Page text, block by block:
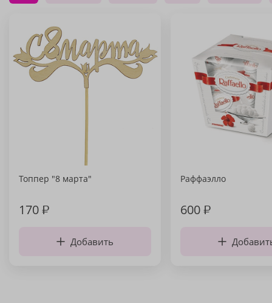
Топпер "8 марта"
170₽
Добавить
Раффаэлло
600₽